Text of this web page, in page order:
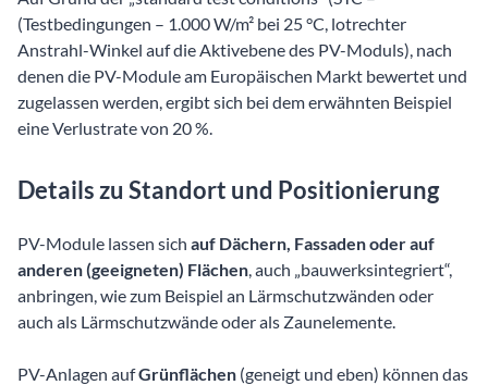
(Testbedingungen – 1.000 W/m² bei 25 °C, lotrechter
Anstrahl-Winkel auf die Aktivebene des PV-Moduls), nach
denen die PV-Module am Europäischen Markt bewertet und
zugelassen werden, ergibt sich bei dem erwähnten Beispiel
eine Verlustrate von 20 %.
Details zu Standort und Positionierung
PV-Module lassen sich auf Dächern, Fassaden oder auf
anderen (geeigneten) Flächen, auch „bauwerksintegriert“,
anbringen, wie zum Beispiel an Lärmschutzwänden oder
auch als Lärmschutzwände oder als Zaunelemente.
PV-Anlagen aufGrünflächen (geneigt und eben) können das